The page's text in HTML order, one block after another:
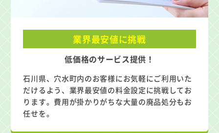
業界最安値に挑戦
低価格のサービス提供！
石川県、穴水町内のお客様にお気軽にご利用いた
だけるよう、業界最安値の料金設定に挑戦してお
ります。費用が掛かりがちな大量の廃品処分もお
任せを。